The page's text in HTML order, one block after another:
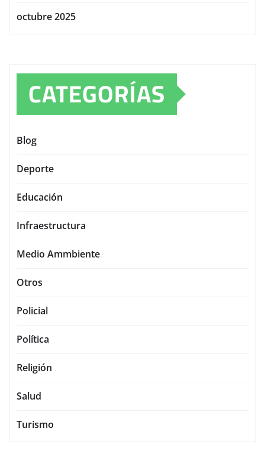
octubre 2025
CATEGORÍAS
Blog
Deporte
Educación
Infraestructura
Medio Ammbiente
Otros
Policial
Política
Religión
Salud
Turismo